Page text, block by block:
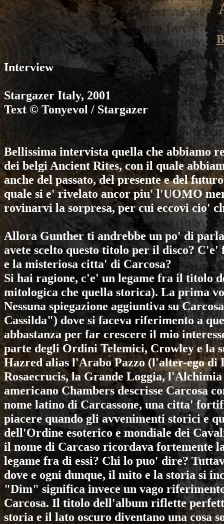
Interview
Stargazer Italy, 2001
Text © Tonyevol / Stargazer
Bellissima intervista quella che abbiamo
dei belgi Ancient Rites, con il quale
anche del passato, del presente e del
quale si e' rivelato ancor piu' l'UOMO
rovinarvi la sorpresa, per cui eccovi cio'
Allora Gunther ti andrebbe un po' di
avete scelto questo titolo per il disco?
e la misteriosa citta' di Carcosa?
Si hai ragione, c'e' un legame fra il titolo
mitologica che quella storica). La prima
Nessuna spiegazione aggiuntiva su
Cassilda") dove si faceva riferimento a
abbastanza per far crescere il mio
parte degli Ordini Telemici, Crowley e la
Hazred alias l'Arabo Pazzo (l'alter-ego
Rosaecrucis, la Grande Loggia,
americano Chambers descrisse Carcosa
nome latino di Carcassone, una citta'
piacere quando gli avvenimenti storici e
dell'Ordine esoterico e mondiale dei
il nome di Carcaso ricordava fortemente
legame fra di essi? Chi lo puo' dire?
dove e ogni dunque, il mito e la storia si
"Dim" significa invece un vago
Carcosa. Il titolo dell'album riflette
storia e il lato oscuro diventano una cosa